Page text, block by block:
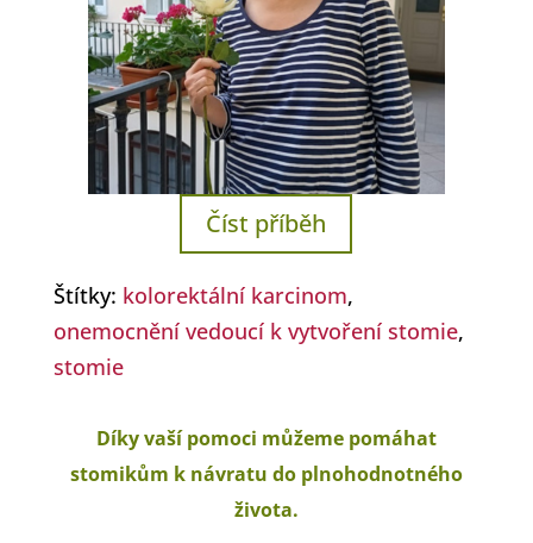
Číst příběh
Štítky: kolorektální karcinom,
onemocnění vedoucí k vytvoření stomie,
stomie
Díky vaší pomoci můžeme pomáhat
stomikům k návratu do plnohodnotného
života.